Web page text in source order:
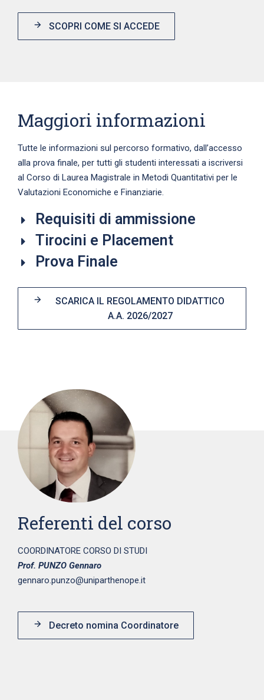
SCOPRI COME SI ACCEDE
Maggiori informazioni
Tutte le informazioni sul percorso formativo, dall’accesso
alla prova finale, per tutti gli studenti interessati a iscriversi
al Corso di Laurea Magistrale in Metodi Quantitativi per le
Valutazioni Economiche e Finanziarie.
Requisiti di ammissione
Tirocini e Placement
Prova Finale
SCARICA IL REGOLAMENTO DIDATTICO
A.A. 2026/2027
Referenti del corso
COORDINATORE CORSO DI STUDI
Prof. PUNZO Gennaro
gennaro.punzo@uniparthenope.it
Decreto nomina Coordinatore